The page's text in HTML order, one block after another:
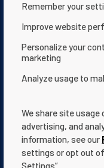
Nutzungsbedingungen
Erklärung zur
Allgemeine
Dokumentation
Remember your
Improve website
Personalize your
marketing
Analyze usage to
We share site usage
advertising, and
information, see our
settings or opt out
Settings”.